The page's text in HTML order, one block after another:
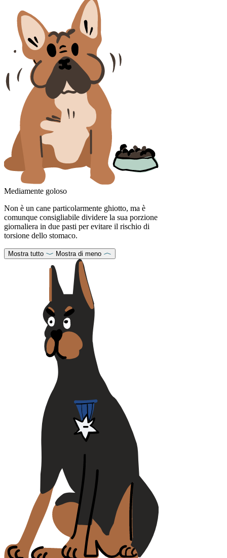
Mediamente goloso
Non è un cane particolarmente ghiotto, ma è
comunque consigliabile dividere la sua porzione
giornaliera in due pasti per evitare il rischio di
torsione dello stomaco.
Mostra tutto Mostra di meno